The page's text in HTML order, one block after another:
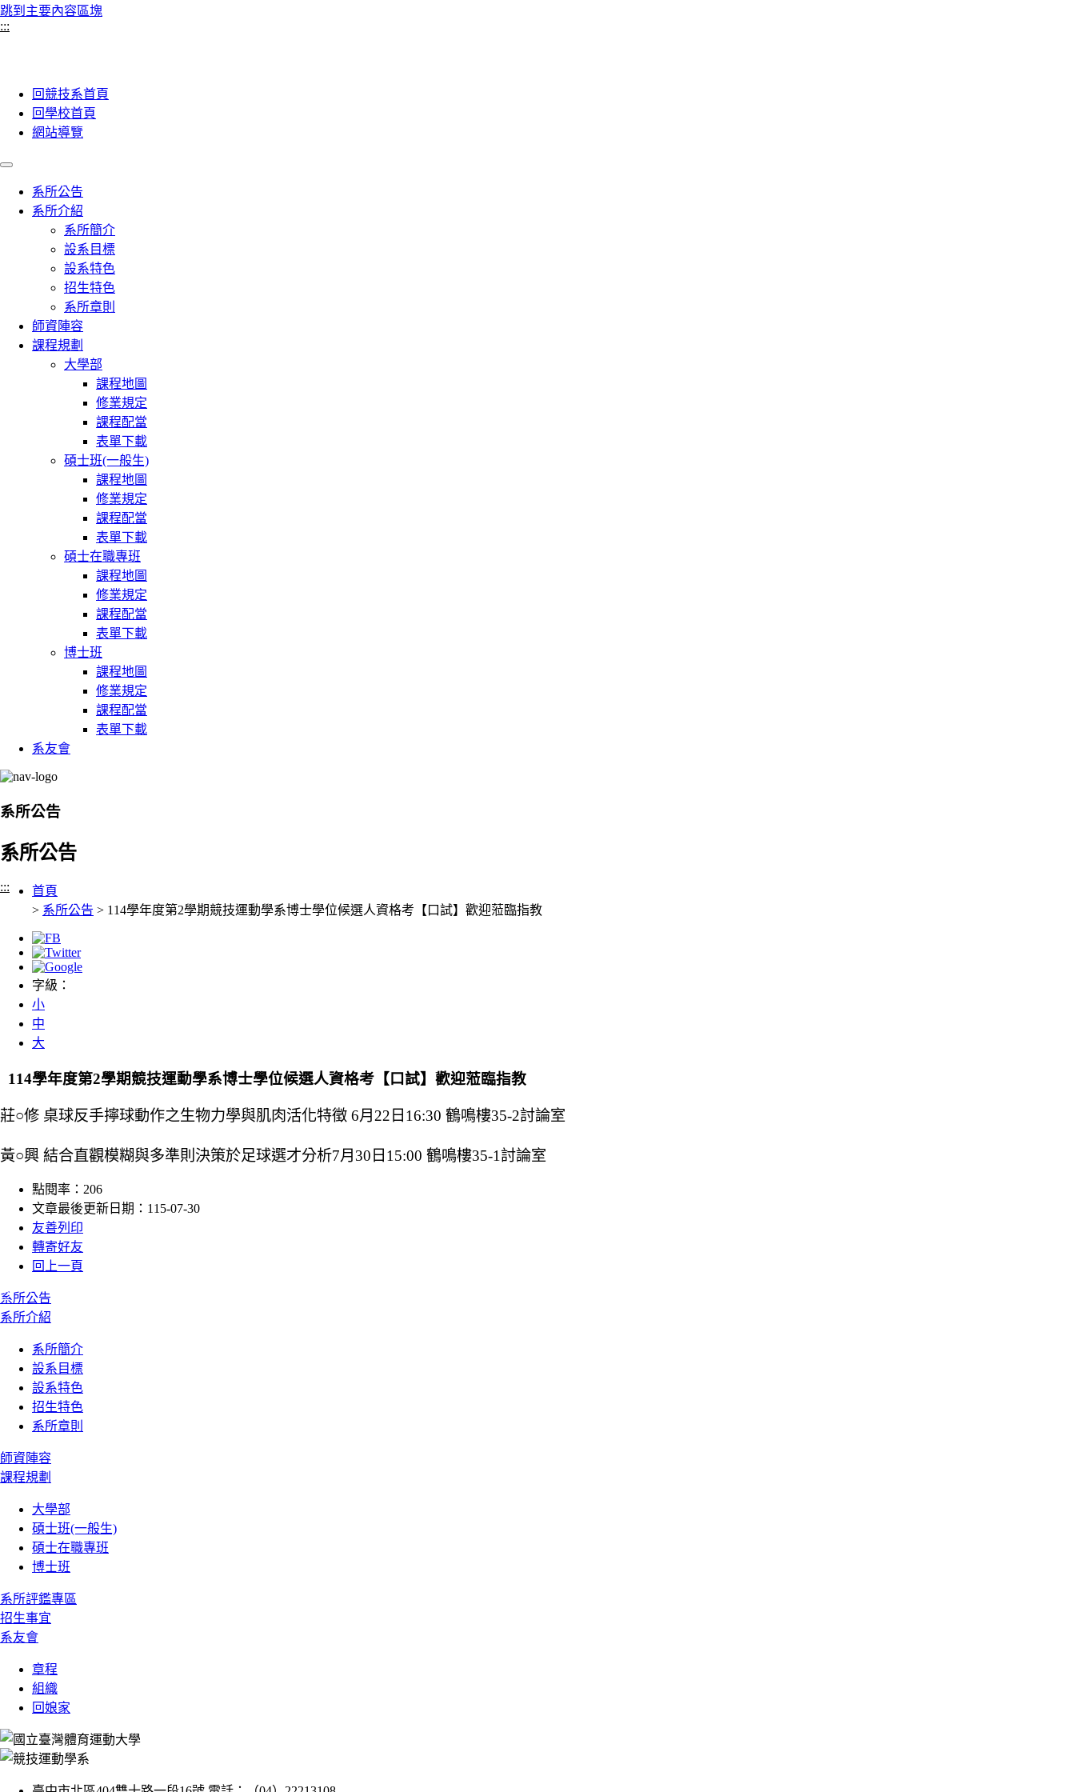
跳到主要內容區塊
:::
回競技系首頁
回學校首頁
網站導覽
系所公告
系所介紹
系所簡介
設系目標
設系特色
招生特色
系所章則
師資陣容
課程規劃
大學部
課程地圖
修業規定
課程配當
表單下載
碩士班(一般生)
課程地圖
修業規定
課程配當
表單下載
碩士在職專班
課程地圖
修業規定
課程配當
表單下載
博士班
課程地圖
修業規定
課程配當
表單下載
系友會
系所公告
系所公告
:::
首頁
> 系所公告 > 114學年度第2學期競技運動學系博士學位候選人資格考【口試】歡迎蒞臨指教
字級：
小
中
大
114學年度第2學期競技運動學系博士學位候選人資格考【口試】歡迎蒞臨指教
莊○修 桌球反手擰球動作之生物力學與肌肉活化特徵 6月22日16:30 鶴鳴樓35-2討論室
黃○興 結合直觀模糊與多準則決策於足球選才分析7月30日15:00 鶴鳴樓35-1討論室
點閱率：206
文章最後更新日期：115-07-30
友善列印
轉寄好友
回上一頁
:::
系所公告
系所介紹
系所簡介
設系目標
設系特色
招生特色
系所章則
師資陣容
課程規劃
大學部
碩士班(一般生)
碩士在職專班
博士班
系所評鑑專區
招生事宜
系友會
章程
組織
回娘家